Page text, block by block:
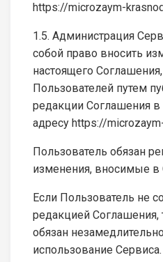
https://microzaym-
1.5. Администрация
собой право вносить
настоящего
Пользователей путем
редакции Соглашения в
адресу https://
Пользователь обязан
изменения, вносимые в
Если Пользователь не
редакцией Соглашения,
обязан
использование